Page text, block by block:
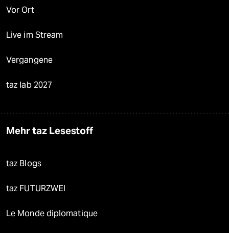
Vor Ort
Live im Stream
Vergangene
taz lab 2027
Mehr taz Lesestoff
taz Blogs
taz FUTURZWEI
Le Monde diplomatique